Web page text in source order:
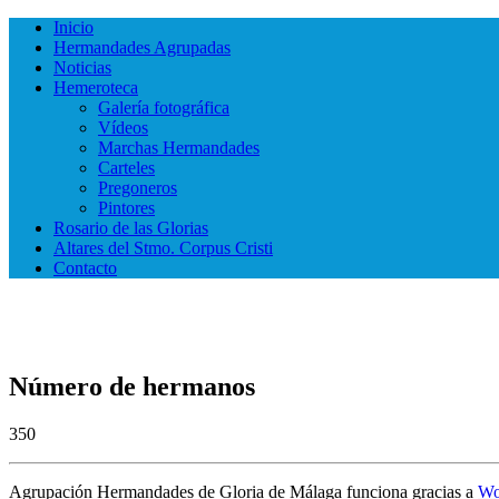
Inicio
Hermandades Agrupadas
Noticias
Hemeroteca
Galería fotográfica
Vídeos
Marchas Hermandades
Carteles
Pregoneros
Pintores
Rosario de las Glorias
Altares del Stmo. Corpus Cristi
Contacto
Número de hermanos
350
Agrupación Hermandades de Gloria de Málaga funciona gracias a